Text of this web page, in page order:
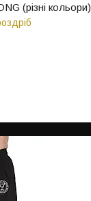
(різні кольори)